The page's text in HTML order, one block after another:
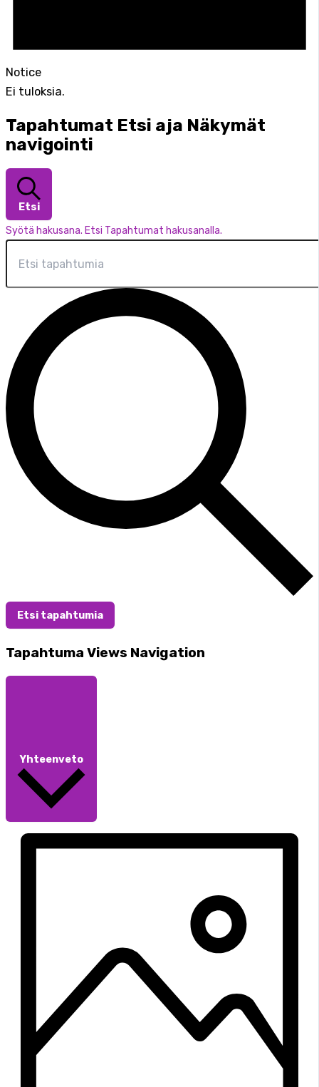
Notice
Ei tuloksia.
Tapahtumat Etsi aja Näkymät
navigointi
Etsi
Syötä hakusana. Etsi Tapahtumat hakusanalla.
Etsi tapahtumia
Tapahtuma Views Navigation
Yhteenveto